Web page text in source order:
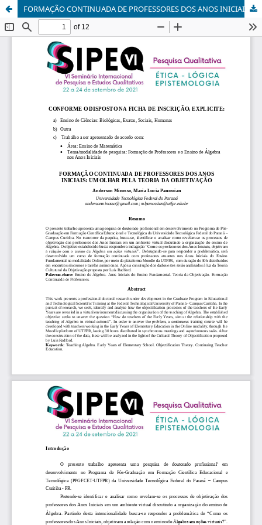
FORMAÇÃO CONTINUADA DE PROFESSORES DOS ANOS INICIAIS: UM OLHAR PELA TEORIA DA OBJETIVAÇÃO